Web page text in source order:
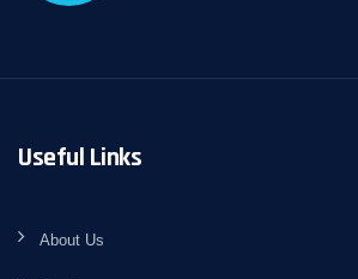
Useful Links
About Us